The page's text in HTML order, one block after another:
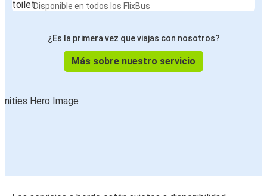
Disponible en todos los FlixBus
¿Es la primera vez que viajas con nosotros?
Más sobre nuestro servicio